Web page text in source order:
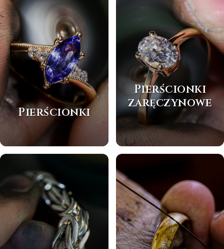
Pierścionki
Pierścionki
zaręczynowe